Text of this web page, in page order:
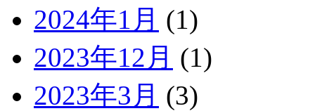
2024年1月 (1)
2023年12月 (1)
2023年3月 (3)